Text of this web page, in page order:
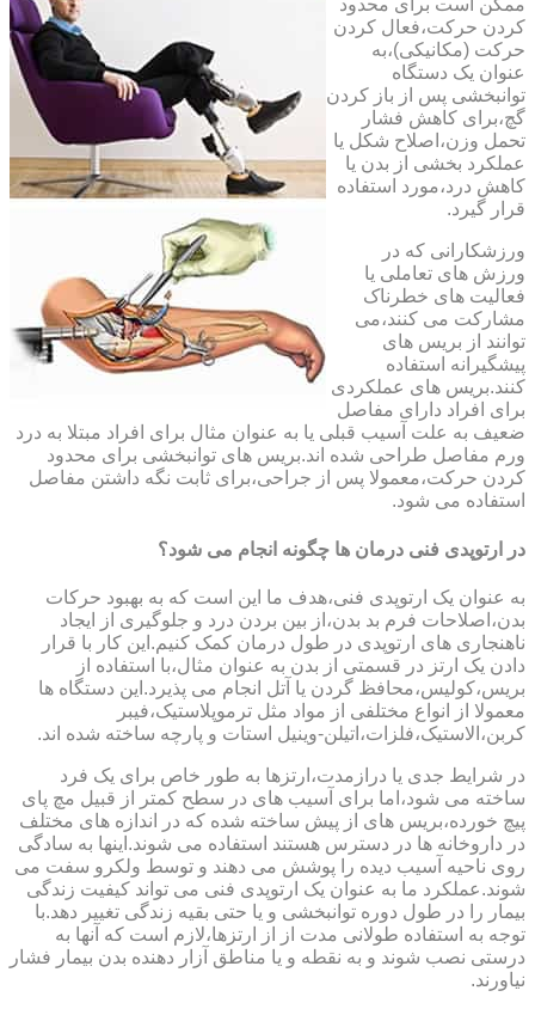
ممکن است برای محدود
کردن حرکت،فعال کردن
حرکت (مکانیکی)،به
عنوان یک دستگاه
توانبخشی پس از باز کردن
گچ،برای کاهش فشار
تحمل وزن،اصلاح شکل یا
عملکرد بخشی از بدن یا
کاهش درد،مورد استفاده
قرار گیرد.
ورزشکارانی که در
ورزش های تعاملی یا
فعالیت های خطرناک
مشارکت می کنند،می
توانند از بریس های
پیشگیرانه استفاده
کنند.بریس های عملکردی
برای افراد دارای مفاصل
ضعیف به علت آسیب قبلی یا به عنوان مثال برای افراد مبتلا به درد
ورم مفاصل طراحی شده اند.بریس های توانبخشی برای محدود
کردن حرکت،معمولا پس از جراحی،برای ثابت نگه داشتن مفاصل
استفاده می شود.
در ارتوپدی فنی درمان ها چگونه انجام می شود؟
به عنوان یک ارتوپدی فنی،هدف ما این است که به بهبود حرکات
بدن،اصلاحات فرم بد بدن،از بین بردن درد و جلوگیری از ایجاد
ناهنجاری های ارتوپدی در طول درمان کمک کنیم.این کار با قرار
دادن یک ارتز در قسمتی از بدن به عنوان مثال،با استفاده از
بریس،کولیس،محافظ گردن یا آتل انجام می پذیرد.این دستگاه ها
معمولا از انواع مختلفی از مواد مثل ترموپلاستیک،فیبر
کربن،الاستیک،فلزات،اتیلن-وینیل استات و پارچه ساخته شده اند.
در شرایط جدی یا درازمدت،ارتزها به طور خاص برای یک فرد
ساخته می شود،اما برای آسیب های در سطح کمتر از قبیل مچ پای
پیچ خورده،بریس های از پیش ساخته شده که در اندازه های مختلف
در داروخانه ها در دسترس هستند استفاده می شوند.اینها به سادگی
روی ناحیه آسیب دیده را پوشش می دهند و توسط ولکرو سفت می
شوند.عملکرد ما به عنوان یک ارتوپدی فنی می تواند کیفیت زندگی
بیمار را در طول دوره توانبخشی و یا حتی بقیه زندگی تغییر دهد.با
توجه به استفاده طولانی مدت از از ارتزها،لازم است که آنها به
درستی نصب شوند و به نقطه و یا مناطق آزار دهنده بدن بیمار فشار
نیاورند.